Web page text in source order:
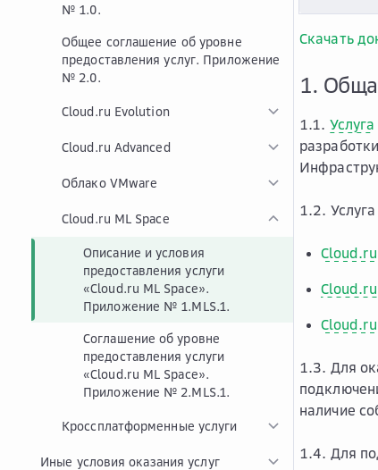
№ 1.0.
Общее соглашение об уровне
предоставления услуг. Приложение
№ 2.0.
Cloud.ru Evolution
Cloud.ru Advanced
Облако VMware
Cloud.ru ML Space
Описание и условия
предоставления услуги
«Cloud.ru ML Space».
Приложение № 1.MLS.1.
Соглашение об уровне
предоставления услуги
«Cloud.ru ML Space».
Приложение № 2.MLS.1.
Кроссплатформенные услуги
Иные условия оказания услуг
Скачать
1.
1.1. Услуга
1.2.
1.3. Для
наличие
1.4. Для